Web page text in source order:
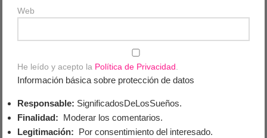
Web
He leído y acepto la Política de Privacidad
Información básica sobre protección de datos
Responsable: SignificadosDeLosSueños.
Finalidad: Moderar los comentarios.
Legitimación: Por consentimiento del interesado.